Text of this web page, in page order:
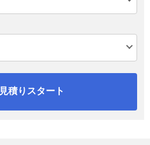
見積りスタート